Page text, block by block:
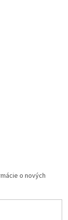
o nových